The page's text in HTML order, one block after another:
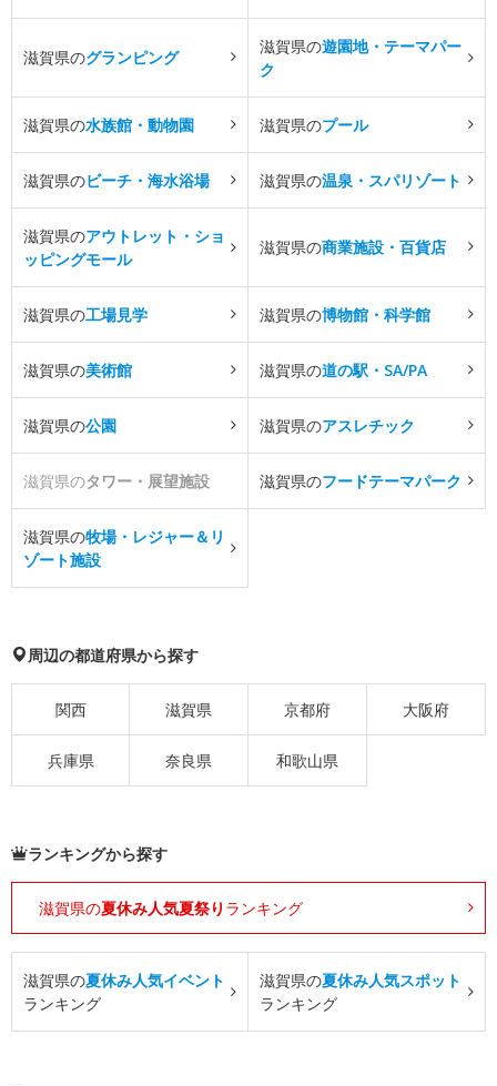
滋賀県のグランピング
滋賀県の遊園地・テーマパー
ク
滋賀県の水族館・動物園 滋賀県のプール
滋賀県のビーチ・海水浴場 滋賀県の温泉・スパリゾート
滋賀県のアウトレット・ショ
ッピングモール
滋賀県の商業施設・百貨店
滋賀県の工場見学 滋賀県の博物館・科学館
滋賀県の美術館 滋賀県の道の駅・SA/PA
滋賀県の公園 滋賀県のアスレチック
滋賀県のタワー・展望施設 滋賀県のフードテーマパーク
滋賀県の牧場・レジャー＆リ
ゾート施設
周辺の都道府県から探す
関西 滋賀県 京都府 大阪府
兵庫県 奈良県 和歌山県
ランキングから探す
滋賀県の夏休み人気夏祭り ランキング
滋賀県の夏休み人気イベント
ランキング
滋賀県の夏休み人気スポット
ランキング